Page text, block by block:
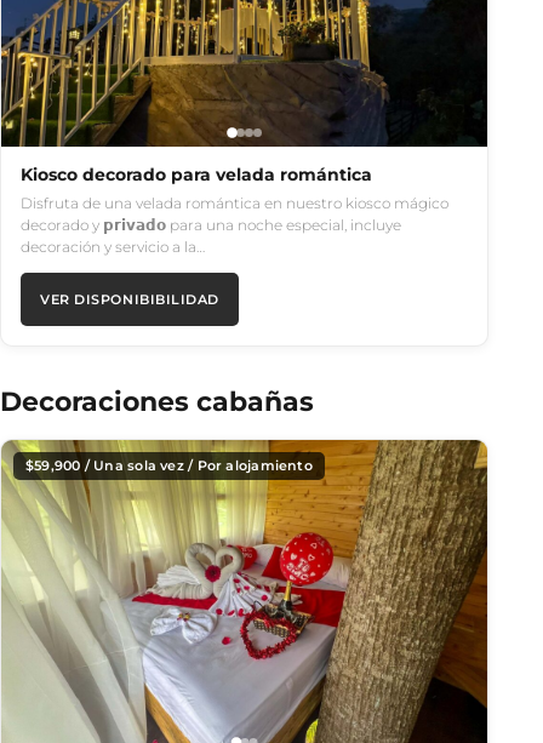
Kiosco decorado para velada romántica
Disfruta de una velada romántica en nuestro kiosco mágico
decorado y 𝗽𝗿𝗶𝘃𝗮𝗱𝗼 para una noche especial, incluye
decoración y servicio a la…
VER DISPONIBIBILIDAD
Decoraciones cabañas
$59,900 / Una sola vez / Por alojamiento